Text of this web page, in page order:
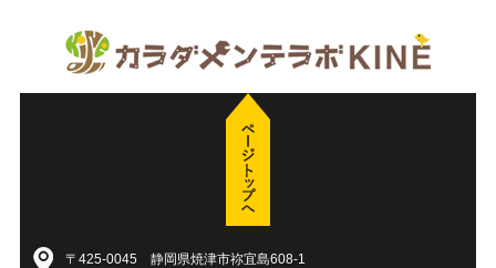
〒425-0045 静岡県焼津市祢宜島608-1